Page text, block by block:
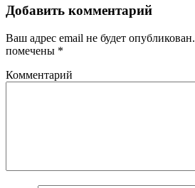
Добавить комментарий
Ваш адрес email не будет опубликован.
помечены *
Комментарий